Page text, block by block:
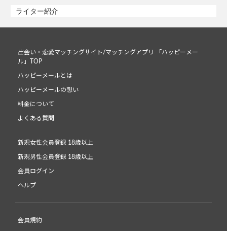
ライター紹介
出会い・恋愛マッチングサイト/マッチングアプリ 「ハッピーメー
ル」TOP
ハッピーメールとは
ハッピーメールの想い
料金について
よくある質問
新規女性会員登録 18歳以上
新規男性会員登録 18歳以上
会員ログイン
ヘルプ
会員規約